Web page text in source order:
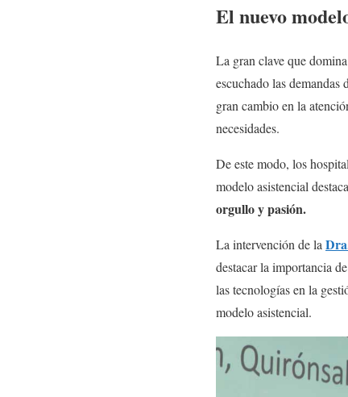
El nuevo
La gran clave que
escuchado las demandas
gran cambio en la
necesidades.
De este modo, los
modelo asistencial
orgullo y pasión.
La intervención de la
destacar la importancia
las tecnologías en la
modelo asistencial.